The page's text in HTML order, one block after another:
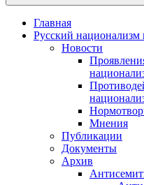
Главная
Русский национализм
Новости
Мнения
Публикации
Документы
Архив